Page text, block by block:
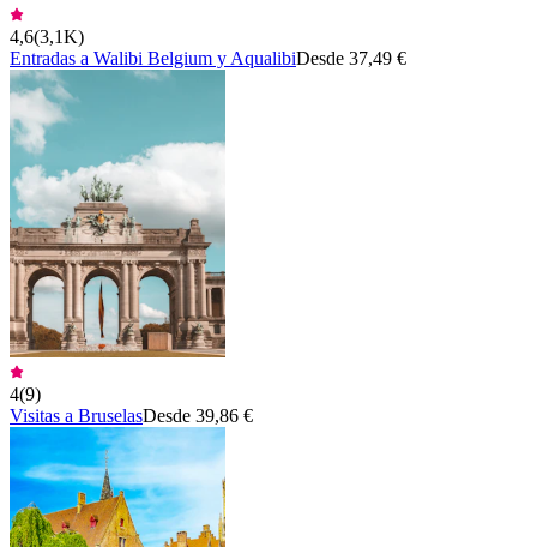
4,6(3,1K)
Entradas a Walibi Belgium y AqualibiDesde 37,49 €
4(9)
Visitas a BruselasDesde 39,86 €